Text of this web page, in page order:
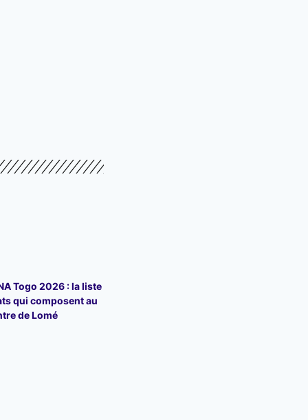
Togo 2026 : la liste
qui composent au
de Lomé